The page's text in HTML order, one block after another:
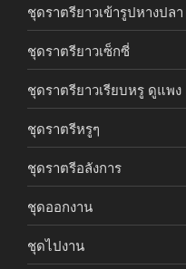
ชุดราตรียาวเข้ารูปหางปลา
ชุดราตรียาวเซ็กซี่
ชุดราตรียาวเรียบหรู ดูแพง
ชุดราตรีหรูๆ
ชุดราตรีอลังการ
ชุดออกงาน
ชุดไปงาน